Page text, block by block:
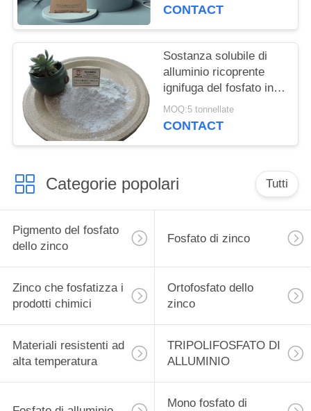
CONTACT
Sostanza solubile di
alluminio ricoprente
ignifuga del fosfato in
materiale
termoresistente Cas
MOQ:5 tonnellate
CONTACT
Categorie popolari Tutti
Pigmento del fosfato
dello zinco
Fosfato di zinco
Zinco che fosfatizza i
prodotti chimici
Ortofosfato dello
zinco
Materiali resistenti ad
alta temperatura
TRIPOLIFOSFATO DI
ALLUMINIO
Mono fosfato di